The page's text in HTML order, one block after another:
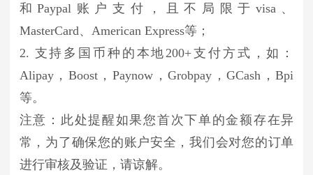
和Paypal账户支付，且不局限于visa、
MasterCard、American Express等；
2. 支持多国币种的本地200+支付方式，如：
Alipay，Boost，Paynow，Grobpay，GCash，Bpi
等。
注意：此处提醒如果您首次下单的金额存在异
常，为了确保您的账户安全，我们会对您的订单
进行审核及验证，请谅解。